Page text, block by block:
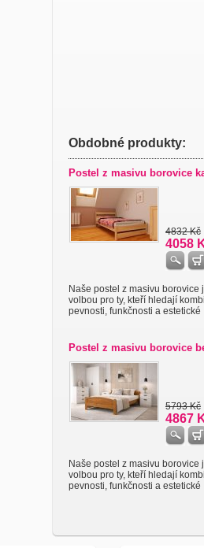
Obdobné produkty:
Postel z masivu borovice
4832 Kč
4058
Naše postel z masivu borovice
volbou pro ty, kteří hledají
pevnosti, funkčnosti a estetické
Postel z masivu borovice
5793 Kč
4867
Naše postel z masivu borovice
volbou pro ty, kteří hledají
pevnosti, funkčnosti a estetické